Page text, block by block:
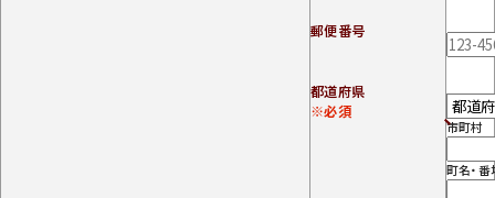
郵便番号
都道府県
※必須
市町村
町名・